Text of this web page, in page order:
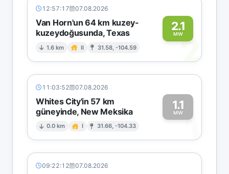
12:57:17 07.08.2026
Van Horn'un 64 km kuzey-
kuzeydoğusunda, Texas
1.6 km II 31.58, -104.59
2.1
MW2
11:03:52 07.08.2026
Whites City'in 57 km
güneyinde, New Meksika
0.0 km I 31.66, -104.33
1.1
MW1
09:22:12 07.08.2026